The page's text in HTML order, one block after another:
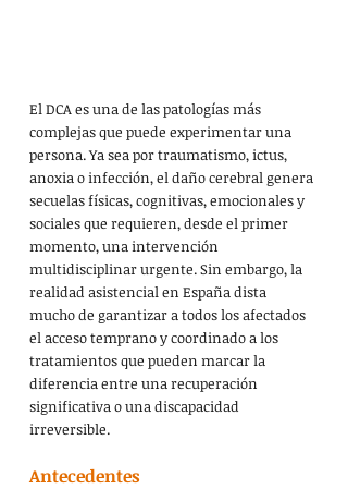
El DCA es una de las patologías más
complejas que puede experimentar una
persona. Ya sea por traumatismo, ictus,
anoxia o infección, el daño cerebral genera
secuelas físicas, cognitivas, emocionales y
sociales que requieren, desde el primer
momento, una intervención
multidisciplinar urgente. Sin embargo, la
realidad asistencial en España dista
mucho de garantizar a todos los afectados
el acceso temprano y coordinado a los
tratamientos que pueden marcar la
diferencia entre una recuperación
significativa o una discapacidad
irreversible.
Antecedentes